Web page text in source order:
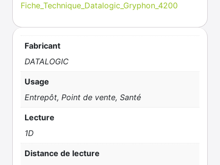
Fiche_Technique_Datalogic_Gryphon_4200
Fabricant
DATALOGIC
Usage
Entrepôt, Point de vente, Santé
Lecture
1D
Distance de lecture